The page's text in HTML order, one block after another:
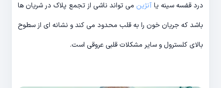
درد قفسه سینه یا آنژین می تواند ناشی از تجمع پلاک در شریان ها
باشد که جریان خون را به قلب محدود می کند و نشانه ای از سطوح
بالای کلسترول و سایر مشکلات قلبی عروقی است.